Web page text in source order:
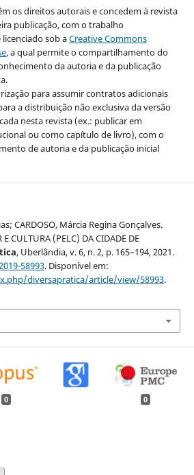
os direitos autorais e concedem à revista
publicação, com o trabalho
sob aCreative Commons
, a qual permite o compartilhamento do
da autoria e da publicação
para assumir contratos adicionais
a distribuição não exclusiva da versão
nesta revista (ex.: publicar em
ou como capítulo de livro), com o
de autoria e da publicação inicial
CARDOSO, Márcia Regina Gonçalves.
E CULTURA (PELC) DA CIDADE DE
, Uberlândia, v. 6, n. 2, p. 165–194, 2021.
58993. Disponível em:
diversapratica/article/view/58993.
0 0